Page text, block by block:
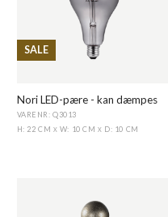
SALE
Nori LED-pære - kan dæmpes
VARENR: Q3013
H: 22 CM X W: 10 CM X D: 10 CM